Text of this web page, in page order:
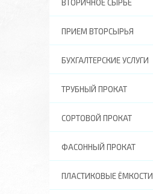
ВТОРИЧНОЕ СЫРЬЕ
ПРИЕМ ВТОРСЫРЬЯ
БУХГАЛТЕРСКИЕ УСЛУГИ
ТРУБНЫЙ ПРОКАТ
СОРТОВОЙ ПРОКАТ
ФАСОННЫЙ ПРОКАТ
ПЛАСТИКОВЫЕ ЁМКОСТИ